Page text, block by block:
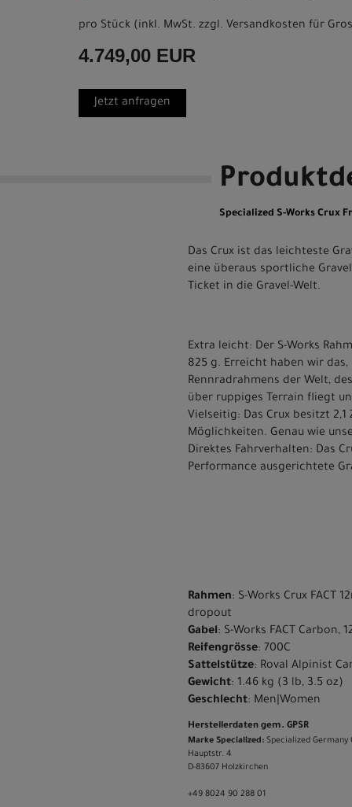
pro Stück (inkl. MwSt. zzgl. Versandkosten für
4.749,00 EUR
Jetzt anfragen
Specialized S-Works Crux
Das Crux ist das leichteste
eine überaus sportliche
Ticket in die Gravel-Welt.
Extra leicht: Der S-Works
825 g. Erreicht haben wir
Rennradrahmens der Welt,
über ruppiges Terrain fliegt
Vielseitig: Das Crux besitzt
Möglichkeiten. Genau wie
Direktes Fahrverhalten: Das
Performance ausgerichtete
Rahmen: S-Works Crux FACT
dropout
Gabel: S-Works FACT Carbon,
Reifengrösse: 700C
Sattelstütze: Roval Alpinist
Gewicht: 1.46 kg (3 lb, 3.5 oz)
Geschlecht: Men|Women
Herstellerdaten gem. GPSR
Marke Specialized: Specialized Germany
Hauptstr. 4
D-83607 Holzkirchen
+49 8024 90 288 01